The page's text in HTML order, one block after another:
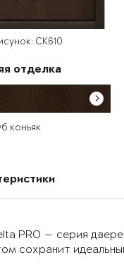
СК610
отделка
коньяк
PRO — серия
сохранит